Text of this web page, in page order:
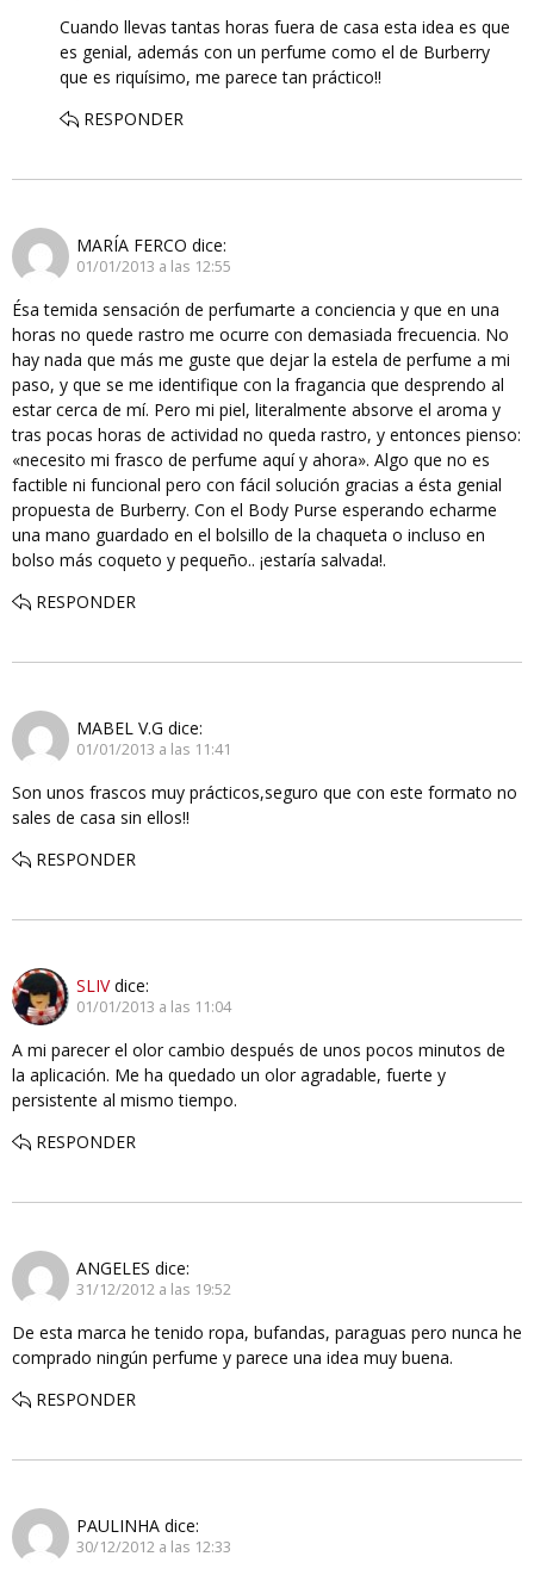
Cuando llevas tantas horas fuera de casa esta idea es que
es genial, además con un perfume como el de Burberry
que es riquísimo, me parece tan práctico!!
RESPONDER
MARÍA FERCO dice:
01/01/2013 a las 12:55
Ésa temida sensación de perfumarte a conciencia y que en una
horas no quede rastro me ocurre con demasiada frecuencia. No
hay nada que más me guste que dejar la estela de perfume a mi
paso, y que se me identifique con la fragancia que desprendo al
estar cerca de mí. Pero mi piel, literalmente absorve el aroma y
tras pocas horas de actividad no queda rastro, y entonces pienso:
«necesito mi frasco de perfume aquí y ahora». Algo que no es
factible ni funcional pero con fácil solución gracias a ésta genial
propuesta de Burberry. Con el Body Purse esperando echarme
una mano guardado en el bolsillo de la chaqueta o incluso en
bolso más coqueto y pequeño.. ¡estaría salvada!.
RESPONDER
MABEL V.G dice:
01/01/2013 a las 11:41
Son unos frascos muy prácticos,seguro que con este formato no
sales de casa sin ellos!!
RESPONDER
SLIV dice:
01/01/2013 a las 11:04
A mi parecer el olor cambio después de unos pocos minutos de
la aplicación. Me ha quedado un olor agradable, fuerte y
persistente al mismo tiempo.
RESPONDER
ANGELES dice:
31/12/2012 a las 19:52
De esta marca he tenido ropa, bufandas, paraguas pero nunca he
comprado ningún perfume y parece una idea muy buena.
RESPONDER
PAULINHA dice:
30/12/2012 a las 12:33